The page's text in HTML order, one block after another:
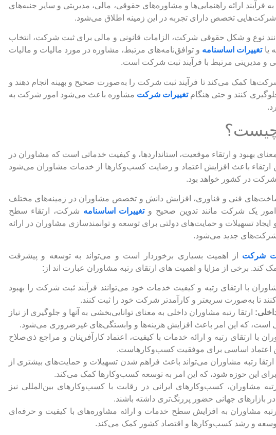
به فرآیند ارائه راهنمایی‌ها و مشاوره‌های حقوقی، مالی، مدیریتی و سایر جنبه‌های
تخصص دارای تجربه در این زمینه اطلاق می‌شود.
نوع و شکل حقوقی شرکت، الزامات قانونی و مالی برای ثبت شرکت، انتخاب
یاتغییرات اساسنامه و توافق‌نامه‌های مرتبط، مشاوره در مورد مالیات و مالیات
و مدیریتی مرتبط با فرآیند ثبت شرکت است.
شرکت‌ها کمک می‌کند تا فرآیند ثبت شرکت را به‌صورت صحیح و بهینه انجام دهند و
کنند و حتی هنگامتغییرات شرکت مشاوره باعث می‌شود امور شرکت به
چیست؟
بهبود و ارتقاء موقعیت، استانداردها، و کیفیت خدماتی است که مشاوران در
ارتقاء باعث افزایش اعتماد و رضایت کسب‌وکارها از خدمات مشاوران می‌شود
شرکت در کشور خواهد بود.
فنی و فناوری، افزایش دانش و تخصص مشاوران در زمینه‌های مختلف
امور یک شرکت مانند تدوین صحیح وتغییرات اساسنامه شرکت، ارتقاء سطح
ایجاد تسهیلات و حمایت‌های دولتی برای توسعه و توانمندسازی مشاوران در ارائه
شرکت‌های جدید می‌شود.
شرکت از اهمیت بسیاری برخوردار است و می‌تواند به توسعه و پیشرفت
برخی از مزایا و اهمیت های ارتقای رتبه مشاوران عبارت اند از:
با ارتقای رتبه و کیفیت خدمات خود می‌توانند فرآیند ثبت شرکت را بهبود
تا به‌صورت سریعتر و کارآمدتر شرکت خود را ثبت کنند.
ارتقا رتبه مشاوران داخلی به معنای توانایی‌بخشی به آنها و جلوگیری از نیاز
است، که این امر باعث افزایش هزینه‌ها و وابستگی‌های غیرضروری می‌شود.
با ارتقای رتبه و ارائه خدمات با کیفیت، اعتماد کارآفرینان و مراجع ذی‌صلاح
اعتماد اساسی برای موفقیت کسب‌وکارهاست.
ارتقا رتبه مشاوران می‌تواند باعث فراهم شدن تسهیلات و حمایت‌های بیشتری از
این حوزه شود، که این امر به توسعه کسب‌وکارها کمک می‌کند.
رتبه مشاوران، کسب‌وکارهای ایرانی در رقابت با کسب‌وکارهای بین‌المللی نیز
بازارهای جهانی حضور پررنگ‌تری داشته باشند.
رتبه مشاوران به افزایش سطح خدمات و ارائه مشاوره‌های با کیفیت و حرفه‌ای
و رشد کسب‌وکارها و اقتصاد کشور کمک می‌کند.